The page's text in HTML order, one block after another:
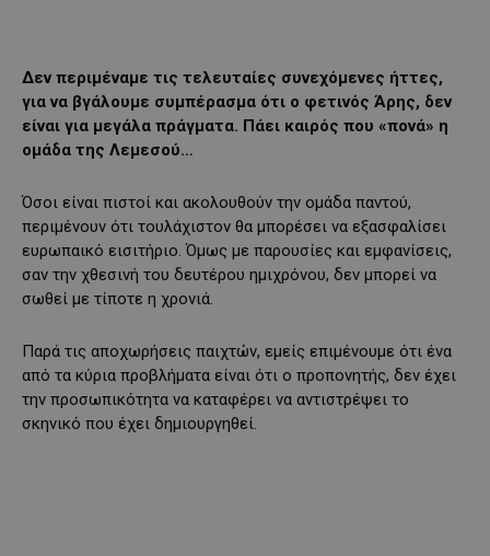
Δεν περιμέναμε τις τελευταίες συνεχόμενες ήττες,
για να βγάλουμε συμπέρασμα ότι ο φετινός Άρης, δεν
είναι για μεγάλα πράγματα. Πάει καιρός που «πονά» η
ομάδα της Λεμεσού…
Όσοι είναι πιστοί και ακολουθούν την ομάδα παντού,
περιμένουν ότι τουλάχιστον θα μπορέσει να εξασφαλίσει
ευρωπαικό εισιτήριο. Όμως με παρουσίες και εμφανίσεις,
σαν την χθεσινή του δευτέρου ημιχρόνου, δεν μπορεί να
σωθεί με τίποτε η χρονιά.
Παρά τις αποχωρήσεις παιχτών, εμείς επιμένουμε ότι ένα
από τα κύρια προβλήματα είναι ότι ο προπονητής, δεν έχει
την προσωπικότητα να καταφέρει να αντιστρέψει το
σκηνικό που έχει δημιουργηθεί.